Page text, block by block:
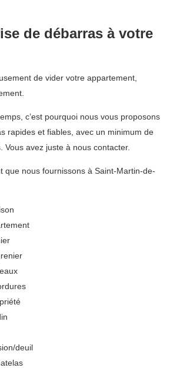
de débarras à votre
de vider votre appartement,
c’est pourquoi nous vous proposons
rapides et fiables, avec un minimum de
avez juste à nous contacter.
que nous fournissons à Saint-Martin-de-
deuil